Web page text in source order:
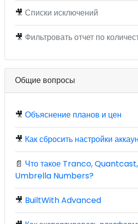
🎥 Списки исключений
🎥 Фильтровать отчет по
Общие вопросы
🎥 Объяснение планов и цен
🎥 Как сбросить настройки
📄 Что такое Tranco,
Umbrella Numbers?
🎥 BuiltWith Advanced